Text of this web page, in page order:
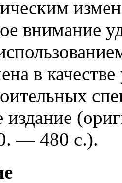
внимание
в
издание
— 480 с.).